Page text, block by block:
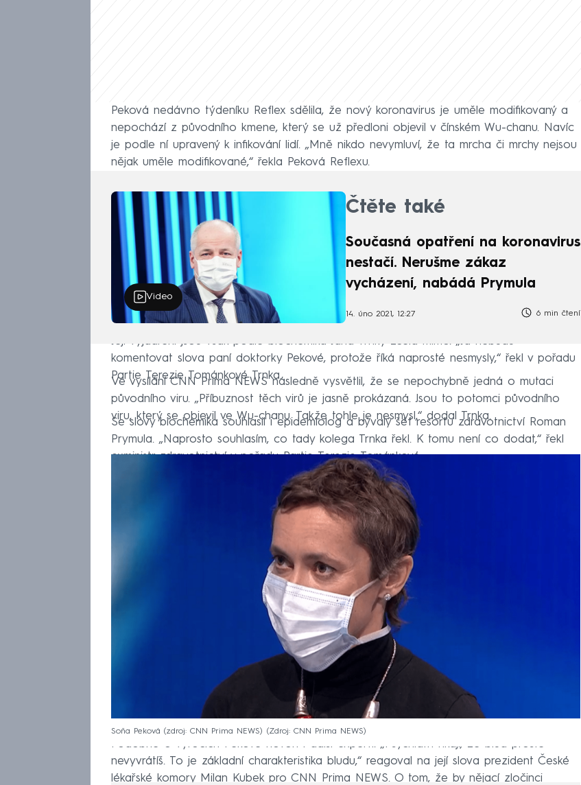
Peková nedávno týdeníku Reflex sdělila, že nový koronavirus je uměle modifikovaný a
nepochází z původního kmene, který se už předloni objevil v čínském Wu-chanu. Navíc
je podle ní upravený k infikování lidí. „Mně nikdo nevymluví, že ta mrcha či mrchy nejsou
nějak uměle modifikované,“ řekla Peková Reflexu.
Video
Čtěte také
Současná opatření na koronavirus
nestačí. Nerušme zákaz
vycházení, nabádá Prymula
14. úno 2021, 12:27 6 min čtení
Její vyjádření jsou však podle biochemika Jana Trnky zcela mimo. „Já nebudu
komentovat slova paní doktorky Pekové, protože říká naprosté nesmysly,“ řekl v pořadu
Partie Terezie Tománkové Trnka.
Ve vysílání CNN Prima NEWS následně vysvětlil, že se nepochybně jedná o mutaci
původního viru. „Příbuznost těch virů je jasně prokázaná. Jsou to potomci původního
viru, který se objevil ve Wu-chanu. Takže tohle je nesmysl,“ dodal Trnka.
Se slovy biochemika souhlasil i epidemiolog a bývalý šéf resortu zdravotnictví Roman
Prymula. „Naprosto souhlasím, co tady kolega Trnka řekl. K tomu není co dodat,“ řekl
exministr zdravotnictví v pořadu Partie Terezie Tománkové.
Soňa Peková (zdroj: CNN Prima NEWS) Zdroj: CNN Prima NEWS
Podobně o výrocích Pekové hovoří i další experti. „Psychiatři říkají, že blud prostě
nevyvrátíš. To je základní charakteristika bludu,“ reagoval na její slova prezident České
lékařské komory Milan Kubek pro CNN Prima NEWS. O tom, že by nějací zločinci